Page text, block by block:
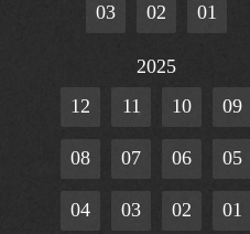
03 02 01
2025
12
11 10 09
08 07 06 05
04 03 02 01